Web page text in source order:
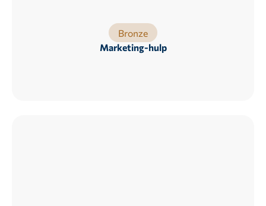
Bronze
Marketing-hulp